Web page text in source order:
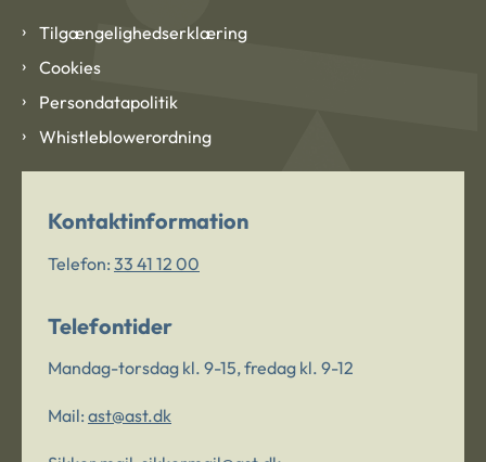
Tilgængelighedserklæring
Cookies
Persondatapolitik
Whistleblowerordning
Kontaktinformation
Telefon: 33 41 12 00
Telefontider
Mandag-torsdag kl. 9-15, fredag kl. 9-12
Mail: ast@ast.dk